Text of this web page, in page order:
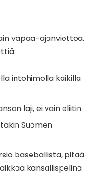
vapaa-ajanviettoa.
intohimolla kaikilla
laji, ei vain eliitin
Suomen
baseballista, pitää
kansallispelinä